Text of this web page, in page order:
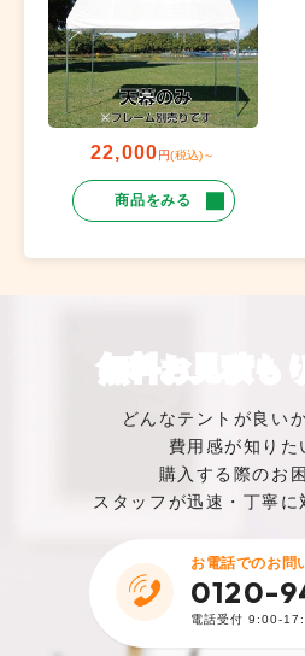
22,000円(税込)～
商品をみる
無料お見積も
どんなテントが良い
費用感が知り
購入する際のお
スタッフが迅速・丁寧に
お電話でのお問
0120-
電話受付 9:00-